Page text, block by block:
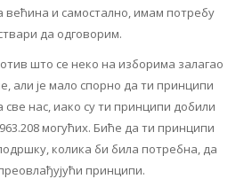
већина и самостално, имам потребу
да одговорим.
што се неко на изборима залагао
али је мало спорно да ти принципи
нас, иако су ти принципи добили
могућих. Биће да ти принципи
колика би била потребна, да
принципи.